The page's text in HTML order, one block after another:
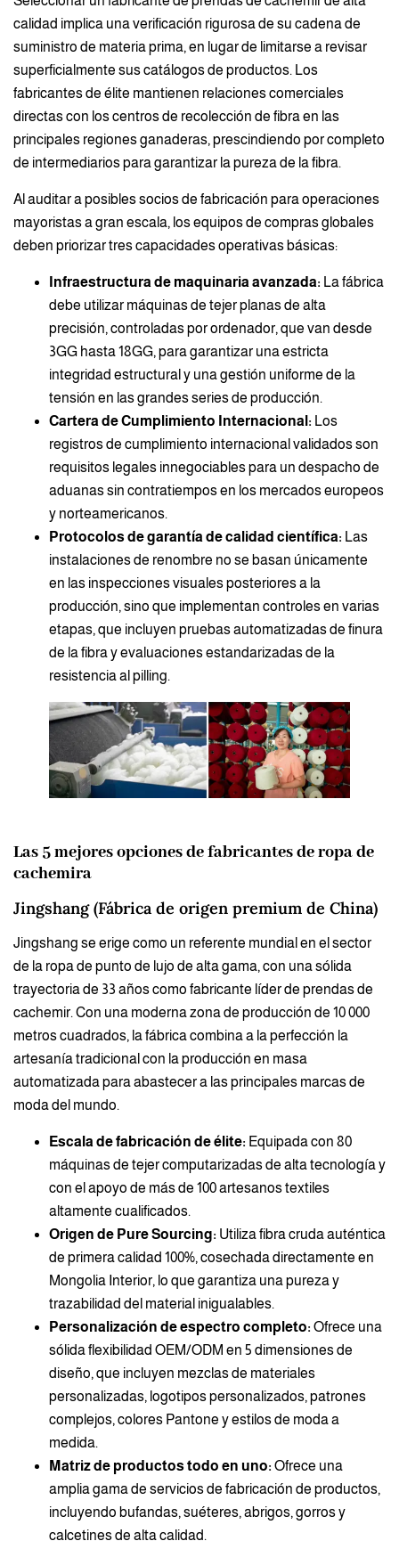
calidad implica una verificación rigurosa de su cadena de
suministro de materia prima, en lugar de limitarse a revisar
superficialmente sus catálogos de productos. Los
fabricantes de élite mantienen relaciones comerciales
directas con los centros de recolección de fibra en las
principales regiones ganaderas, prescindiendo por completo
de intermediarios para garantizar la pureza de la fibra.
Al auditar a posibles socios de fabricación para operaciones
mayoristas a gran escala, los equipos de compras globales
deben priorizar tres capacidades operativas básicas:
Infraestructura de maquinaria avanzada: La fábrica
debe utilizar máquinas de tejer planas de alta
precisión, controladas por ordenador, que van desde
3GG hasta 18GG, para garantizar una estricta
integridad estructural y una gestión uniforme de la
tensión en las grandes series de producción.
Cartera de Cumplimiento Internacional: Los
registros de cumplimiento internacional validados son
requisitos legales innegociables para un despacho de
aduanas sin contratiempos en los mercados europeos
y norteamericanos.
Protocolos de garantía de calidad científica: Las
instalaciones de renombre no se basan únicamente
en las inspecciones visuales posteriores a la
producción, sino que implementan controles en varias
etapas, que incluyen pruebas automatizadas de finura
de la fibra y evaluaciones estandarizadas de la
resistencia al pilling.
Las 5 mejores opciones de fabricantes de ropa de
cachemira
Jingshang (Fábrica de origen premium de China)
Jingshang se erige como un referente mundial en el sector
de la ropa de punto de lujo de alta gama, con una sólida
trayectoria de 33 años como fabricante líder de prendas de
cachemir. Con una moderna zona de producción de 10 000
metros cuadrados, la fábrica combina a la perfección la
artesanía tradicional con la producción en masa
automatizada para abastecer a las principales marcas de
moda del mundo.
Escala de fabricación de élite: Equipada con 80
máquinas de tejer computarizadas de alta tecnología y
con el apoyo de más de 100 artesanos textiles
altamente cualificados.
Origen de Pure Sourcing: Utiliza fibra cruda auténtica
de primera calidad 100%, cosechada directamente en
Mongolia Interior, lo que garantiza una pureza y
trazabilidad del material inigualables.
Personalización de espectro completo: Ofrece una
sólida flexibilidad OEM/ODM en 5 dimensiones de
diseño, que incluyen mezclas de materiales
personalizadas, logotipos personalizados, patrones
complejos, colores Pantone y estilos de moda a
medida.
Matriz de productos todo en uno: Ofrece una
amplia gama de servicios de fabricación de productos,
incluyendo bufandas, suéteres, abrigos, gorros y
calcetines de alta calidad.